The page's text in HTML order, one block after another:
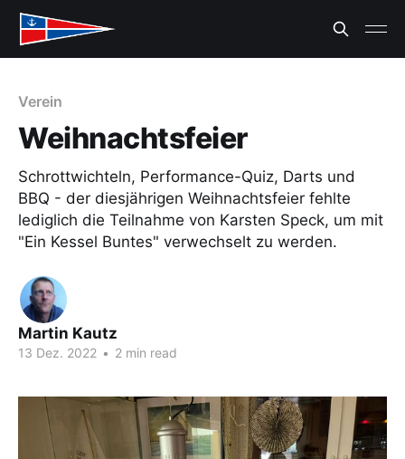
Verein
Weihnachtsfeier
Schrottwichteln, Performance-Quiz, Darts und
BBQ - der diesjährigen Weihnachtsfeier fehlte
lediglich die Teilnahme von Karsten Speck, um mit
"Ein Kessel Buntes" verwechselt zu werden.
Martin Kautz
13 Dez. 2022 • 2 min read